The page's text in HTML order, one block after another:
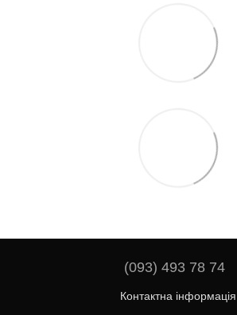
(093) 493 78 74
Контактна інформація